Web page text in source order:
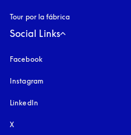
Tour por la fábrica
Social Links
Facebook
Instagram
LinkedIn
X